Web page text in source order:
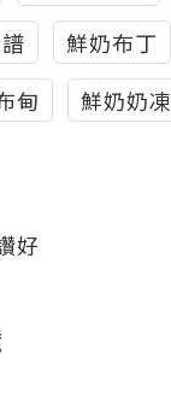
鮮奶布丁
甸 鮮奶奶凍
好